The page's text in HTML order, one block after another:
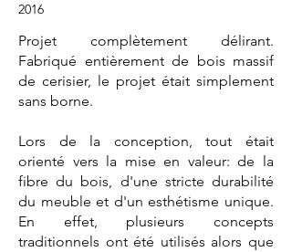
2016
Projet complètement délirant.
Fabriqué entièrement de bois massif
de cerisier, le projet était simplement
sans borne.
Lors de la conception, tout était
orienté vers la mise en valeur: de la
fibre du bois, d'une stricte durabilité
du meuble et d'un esthétisme unique.
En effet, plusieurs concepts
traditionnels ont été utilisés alors que